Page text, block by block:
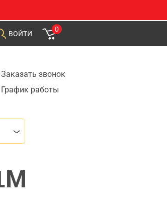
ВОЙТИ
0
Заказать звонок
График работы